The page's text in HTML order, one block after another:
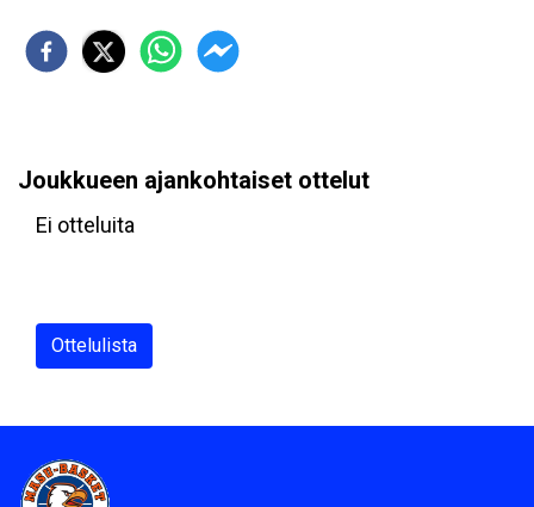
Joukkueen ajankohtaiset ottelut
Ei otteluita
Ottelulista